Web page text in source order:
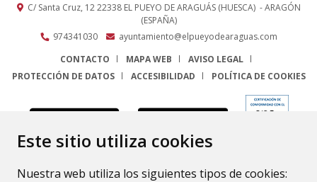
Este sitio utiliza cookies
Nuestra web utiliza los siguientes tipos de cookies:
C/ Santa Cruz, 1222338 EL PUEYO DE ARAGUÁS (HUESCA) - ARAGÓN
(ESPAÑA)
974341030
ayuntamiento@elpueyodearaguas.com
CONTACTO
MAPA WEB
AVISO LEGAL
PROTECCIÓN DE DATOS
ACCESIBILIDAD POLÍTICA DE COOKIES